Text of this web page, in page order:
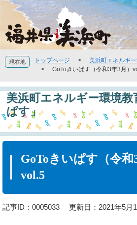
の
頭
で
。
ー
飛
ば
て
へ
現在地 トップページ >
美浜町エネルギ
>
GoToきいぱす（令和3年3月）
美浜町エネルギー環境教
ぱす」
GoToきいぱす（令和
vol.5
記事ID：0005033 更新日：2021年5月